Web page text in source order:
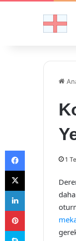
1
Facebook
X
LinkedIn
Pinterest
Skype